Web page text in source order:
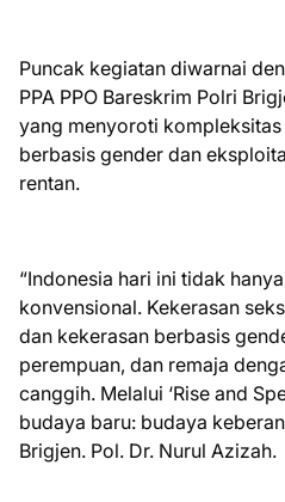
Puncak kegiatan diwarnai
PPA PPO Bareskrim Polri
yang menyoroti
berbasis gender dan
rentan.
“Indonesia hari ini tidak
konvensional. Kekerasan
dan kekerasan berbasis
perempuan, dan remaja
canggih. Melalui ‘Rise and
budaya baru: budaya
Brigjen. Pol. Dr. Nurul Azizah.